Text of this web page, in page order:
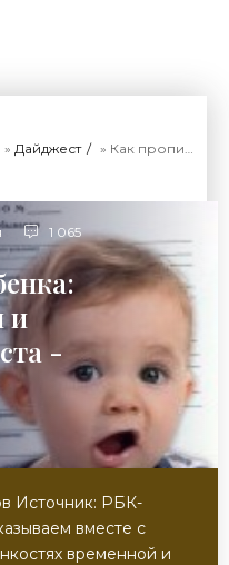
» Дайджест » Как прописать ребенка: правила, примеры и комментарии юриста - «Дайджест»
1 065
и
-
Источник: РБК-
вместе с
временной и